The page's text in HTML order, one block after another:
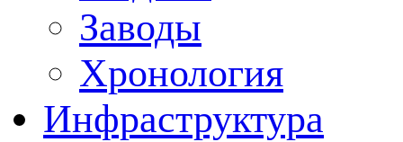
Заводы
Хронология
Инфраструктура